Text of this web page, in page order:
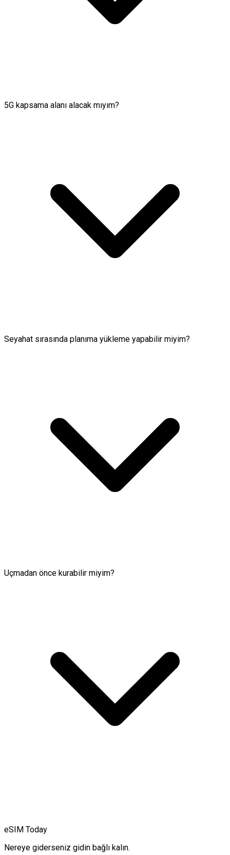
5G kapsama alanı alacak mıyım?
Seyahat sırasında planıma yükleme yapabilir miyim?
Uçmadan önce kurabilir miyim?
eSIM Today
Nereye giderseniz gidin bağlı kalın.